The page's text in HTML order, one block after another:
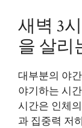
새벽 3
을 살리
대부분의 야
야기하는 시
시간은 인체
과 집중력 저